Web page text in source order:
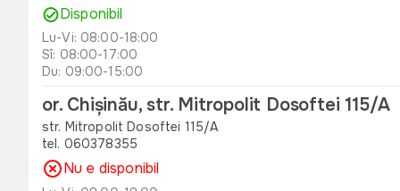
Disponibil
Lu-Vi: 08:00-18:00
Sî: 08:00-17:00
Du: 09:00-15:00
or. Chișinău, str. Mitropolit Dosoftei 115/A
str. Mitropolit Dosoftei 115/A
tel. 060378355
Nu e disponibil